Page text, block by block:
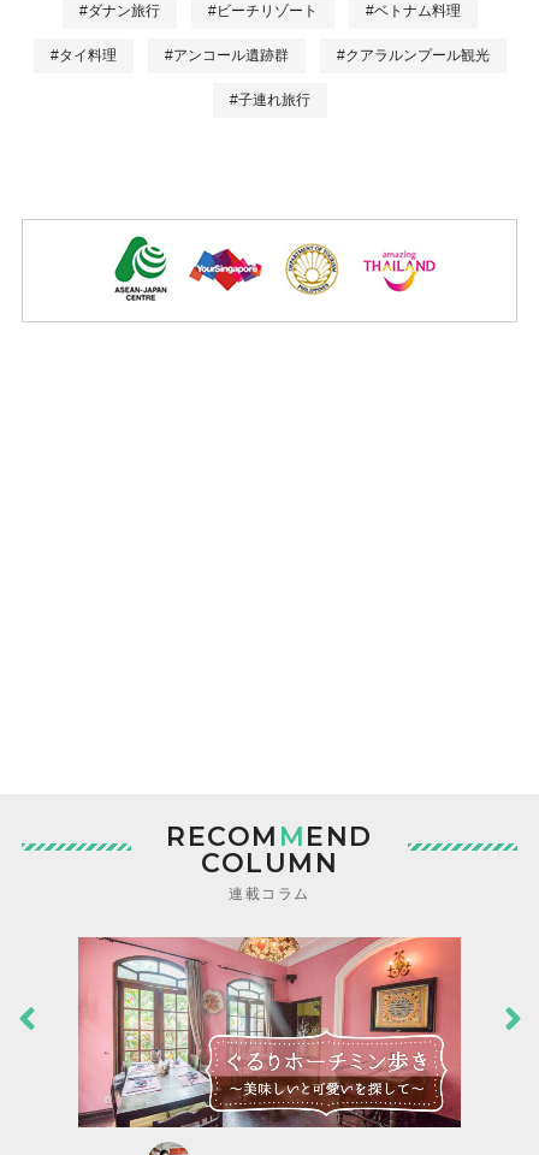
#ダナン旅行 #ビーチリゾート #ベトナム料理
#タイ料理 #アンコール遺跡群 #クアラルンプール観光
#子連れ旅行
RECOM MEND
COLUMN
連載コラム